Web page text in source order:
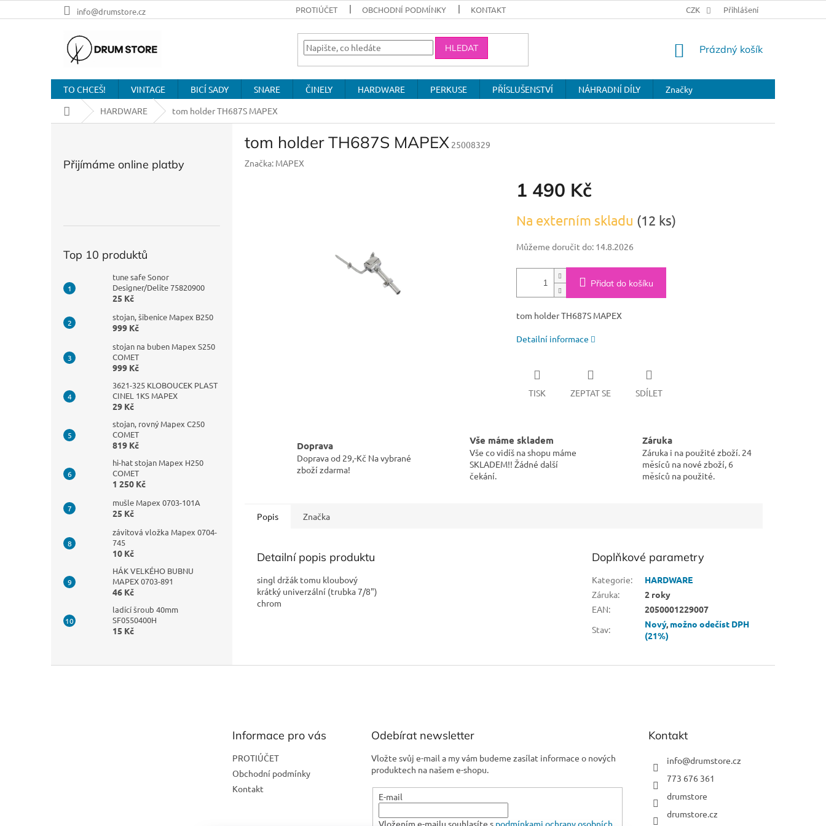
na
info@drumstore.cz PROTIÚČET OBCHODNÍ PODMÍNKY KONTAKT CZK Přihlášení
HLEDAT
NÁKUPNÍ
Prázdný košík
TO CHCEŠ! VINTAGE BICÍ SADY SNARE ČINELY HARDWARE PERKUSE PŘÍSLUŠENSTVÍ NÁHRADNÍ DÍLY
Značky
Domů
HARDWARE tom holder TH687S MAPEX
Přijímáme online platby
Top 10 produktů
tune safe Sonor
Designer/Delite 75820900
25 Kč
stojan, šibenice Mapex B250
999 Kč
stojan na buben Mapex S250
COMET
999 Kč
3621-325 KLOBOUCEK PLAST
CINEL 1KS MAPEX
29 Kč
stojan, rovný Mapex C250
COMET
819 Kč
hi-hat stojan Mapex H250
COMET
1 250 Kč
mušle Mapex 0703-101A
25 Kč
závitová vložka Mapex 0704-
745
10 Kč
HÁK VELKÉHO BUBNU
MAPEX 0703-891
46 Kč
ladící šroub 40mm
SF0550400H
15 Kč
tom holder TH687S MAPEX 25008329
Značka: MAPEX
1 490 Kč
cena:
Na externím skladu (12 ks)
Můžeme doručit do: 14.8.2026
Přidat do košíku
tom holder TH687S MAPEX
Detailní informace
TISK ZEPTAT SE SDÍLET
Doprava
Doprava od 29,-Kč Na vybrané
zboží zdarma!
Vše máme skladem
Vše co vidíš na shopu máme
SKLADEM!! Žádné další
čekání.
Záruka
Záruka i na použité zboží. 24
měsíců na nové zboží, 6
měsíců na použité.
Popis Značka
Detailní popis produktu
singl držák tomu kloubový
krátký univerzální (trubka 7/8")
chrom
Doplňkové parametry
Kategorie:
HARDWARE
Záruka:
2 roky
EAN:
2050001229007
Stav: Nový, možno odečíst DPH
(21%)
Informace pro vás
PROTIÚČET
Obchodní podmínky
Kontakt
Odebírat newsletter
Vložte svůj e-mail a my vám budeme zasílat informace o nových
produktech na našem e-shopu.
E-mail
Vložením e-mailu souhlasíte s podmínkami ochrany osobních
Kontakt
info@drumstore.cz
773 676 361
drumstore
drumstore.cz